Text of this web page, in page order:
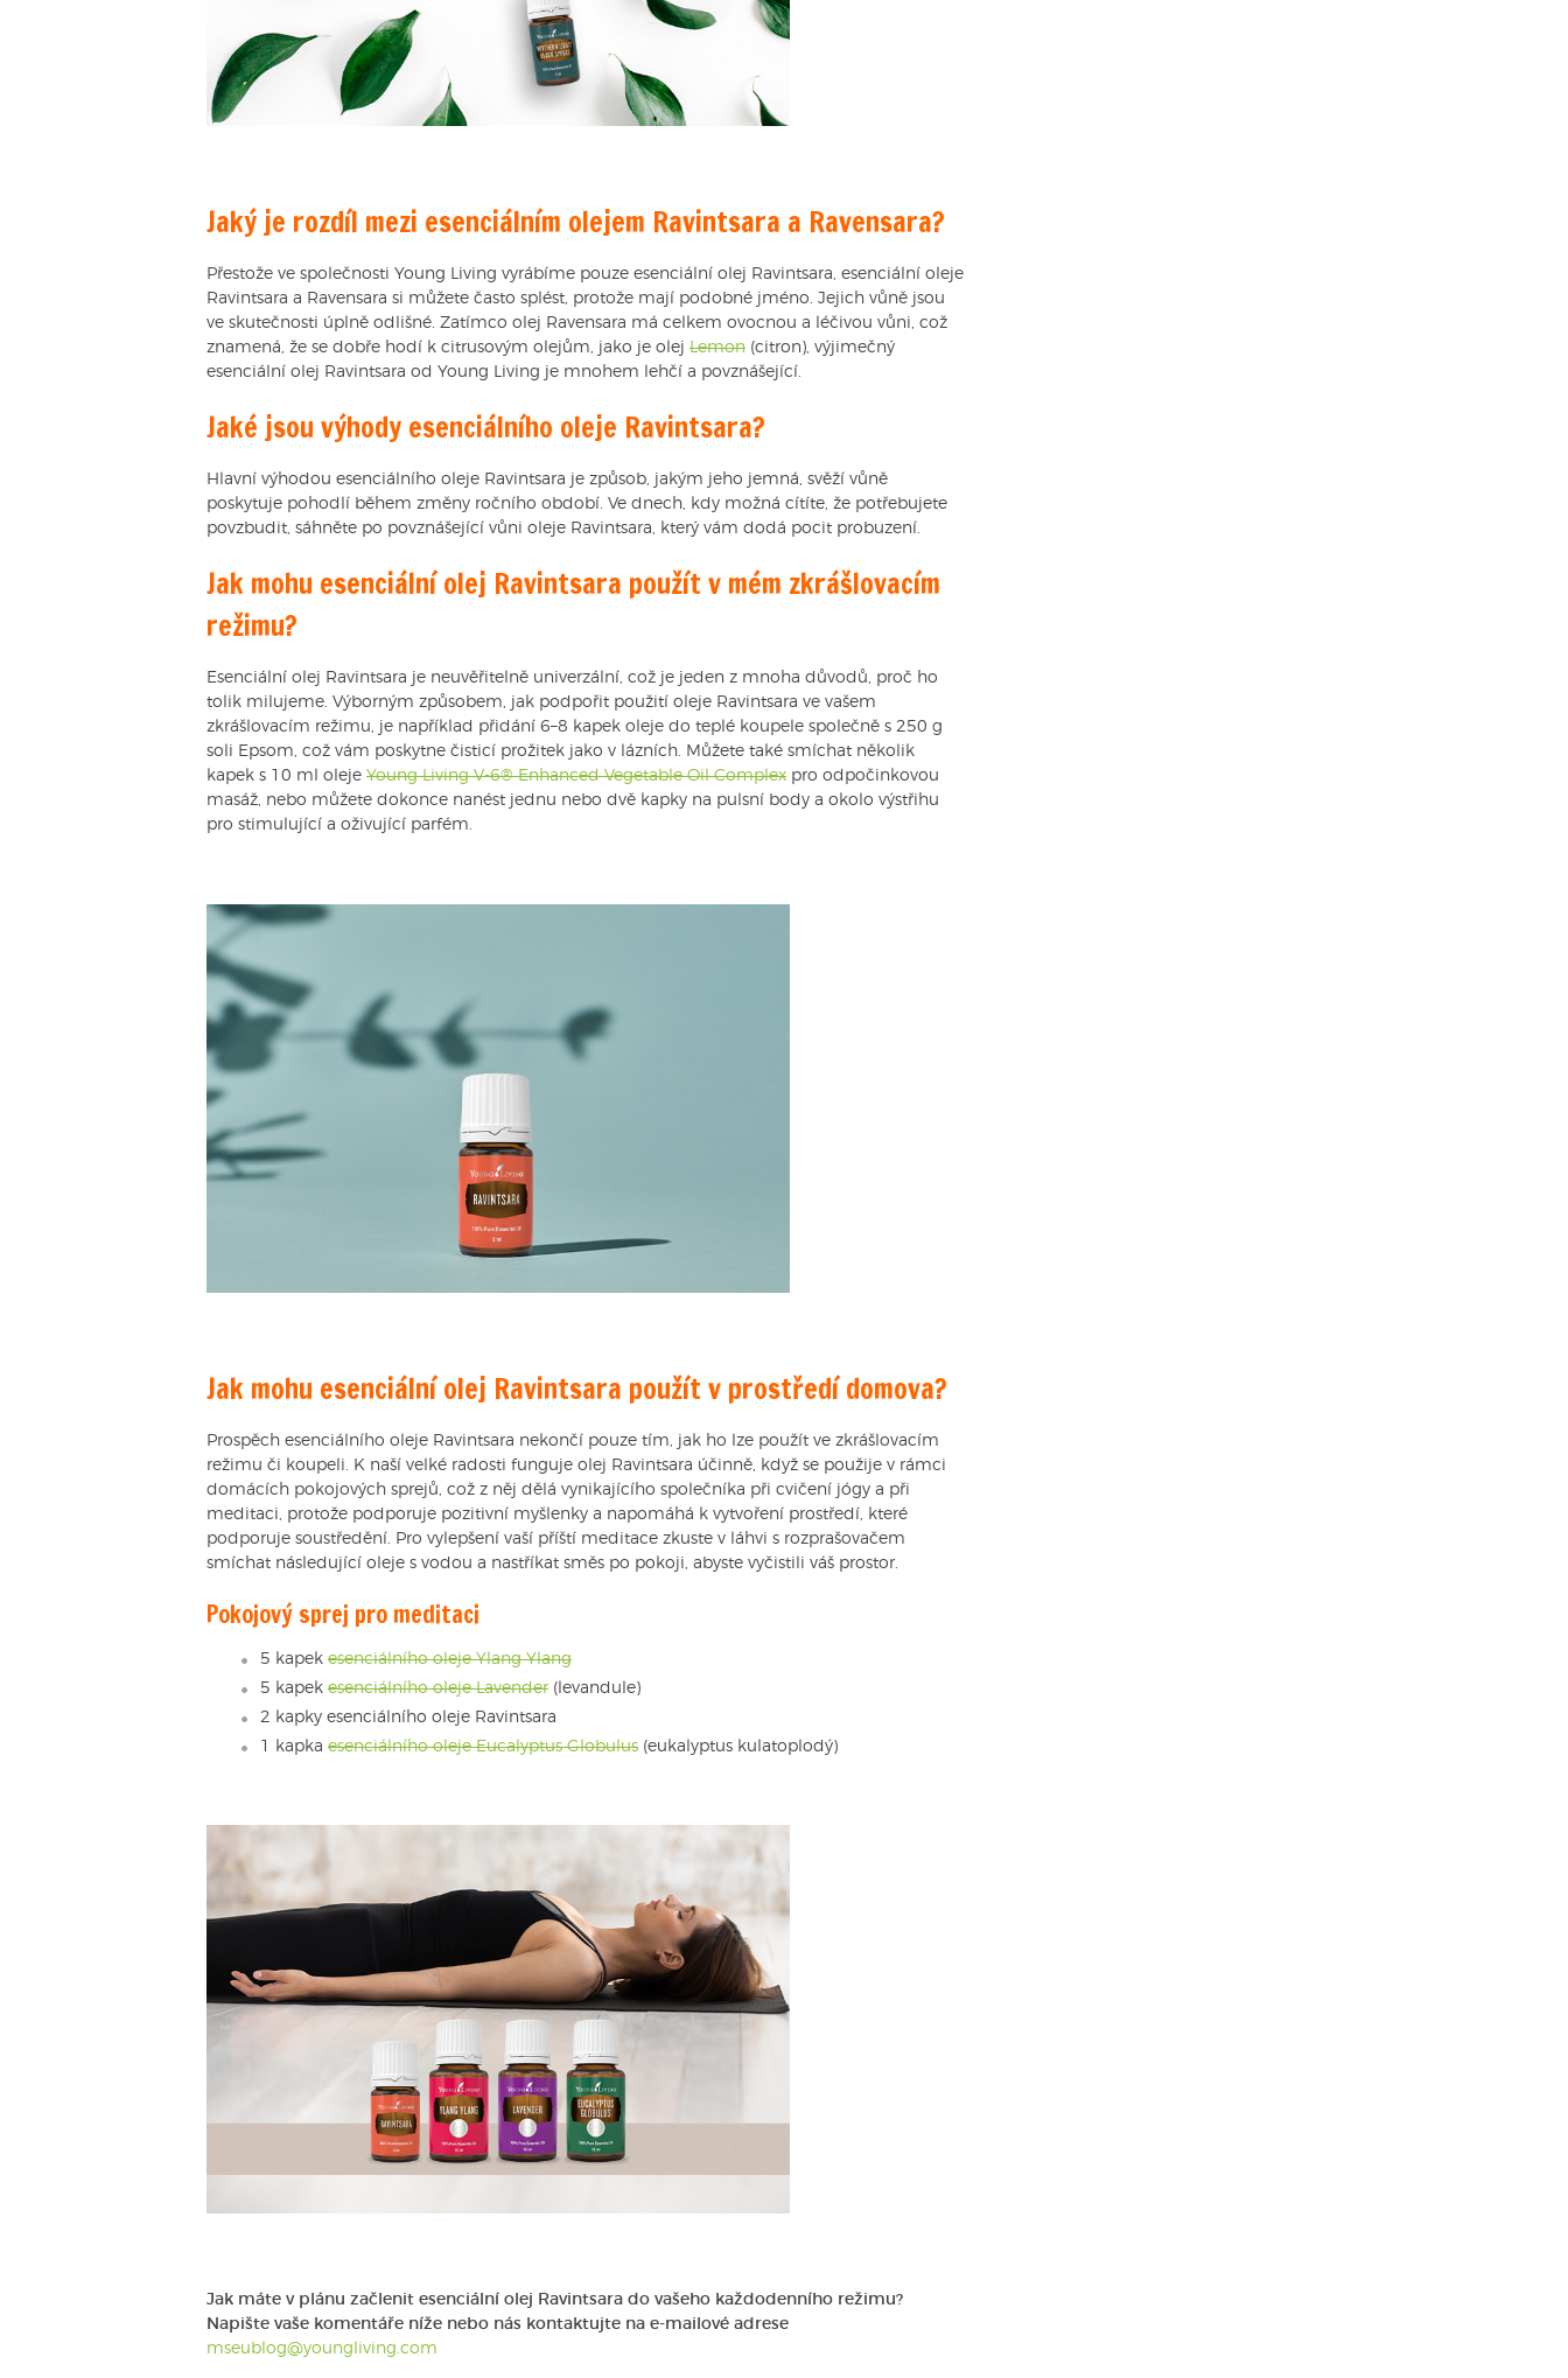
Jaký je rozdíl mezi esenciálním olejem Ravintsara a Ravensara?
Přestože ve společnosti Young Living vyrábíme pouze esenciální olej Ravintsara, esenciální oleje
Ravintsara a Ravensara si můžete často splést, protože mají podobné jméno. Jejich vůně jsou
ve skutečnosti úplně odlišné. Zatímco olej Ravensara má celkem ovocnou a léčivou vůni, což
znamená, že se dobře hodí k citrusovým olejům, jako je olej Lemon (citron), výjimečný
esenciální olej Ravintsara od Young Living je mnohem lehčí a povznášející.
Jaké jsou výhody esenciálního oleje Ravintsara?
Hlavní výhodou esenciálního oleje Ravintsara je způsob, jakým jeho jemná, svěží vůně
poskytuje pohodlí během změny ročního období. Ve dnech, kdy možná cítíte, že potřebujete
povzbudit, sáhněte po povznášející vůni oleje Ravintsara, který vám dodá pocit probuzení.
Jak mohu esenciální olej Ravintsara použít v mém zkrášlovacím
režimu?
Esenciální olej Ravintsara je neuvěřitelně univerzální, což je jeden z mnoha důvodů, proč ho
tolik milujeme. Výborným způsobem, jak podpořit použití oleje Ravintsara ve vašem
zkrášlovacím režimu, je například přidání 6–8 kapek oleje do teplé koupele společně s 250 g
soli Epsom, což vám poskytne čisticí prožitek jako v lázních. Můžete také smíchat několik
kapek s 10 ml oleje Young Living V-6® Enhanced Vegetable Oil Complex pro odpočinkovou
masáž, nebo můžete dokonce nanést jednu nebo dvě kapky na pulsní body a okolo výstřihu
pro stimulující a oživující parfém.
Jak mohu esenciální olej Ravintsara použít v prostředí domova?
Prospěch esenciálního oleje Ravintsara nekončí pouze tím, jak ho lze použít ve zkrášlovacím
režimu či koupeli. K naší velké radosti funguje olej Ravintsara účinně, když se použije v rámci
domácích pokojových sprejů, což z něj dělá vynikajícího společníka při cvičení jógy a při
meditaci, protože podporuje pozitivní myšlenky a napomáhá k vytvoření prostředí, které
podporuje soustředění. Pro vylepšení vaší příští meditace zkuste v láhvi s rozprašovačem
smíchat následující oleje s vodou a nastříkat směs po pokoji, abyste vyčistili váš prostor.
Pokojový sprej pro meditaci
5 kapek esenciálního oleje Ylang Ylang
5 kapek esenciálního oleje Lavender (levandule)
2 kapky esenciálního oleje Ravintsara
1 kapka esenciálního oleje Eucalyptus Globulus (eukalyptus kulatoplodý)
Jak máte v plánu začlenit esenciální olej Ravintsara do vašeho každodenního režimu?
Napište vaše komentáře níže nebo nás kontaktujte na e-mailové adrese
mseublog@youngliving.com